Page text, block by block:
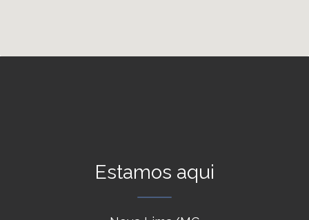
Estamos aqui